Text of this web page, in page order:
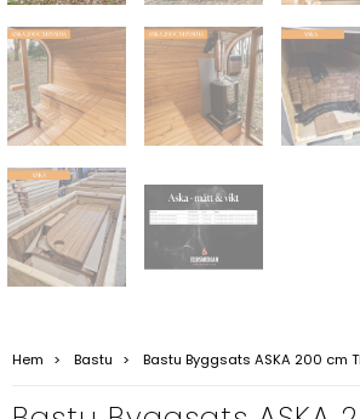
Hem Bastu Bastu Byggsats ASKA 200 cm